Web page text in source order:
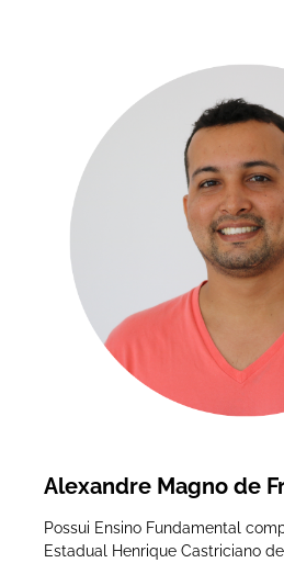
Alexandre Magno de
Possui Ensino Fundamental
Estadual Henrique Castriciano